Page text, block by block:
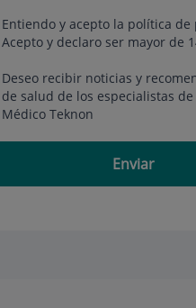
Entiendo y acepto la política de
Acepto y declaro ser mayor de
Deseo recibir noticias y
de salud de los especialistas
Médico Teknon
Enviar